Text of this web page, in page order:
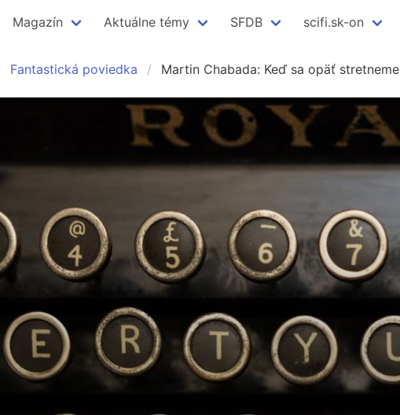
Magazín Aktuálne témy SFDB scifi.sk-on
Fantastická poviedka Martin Chabada: Keď sa opäť stretneme